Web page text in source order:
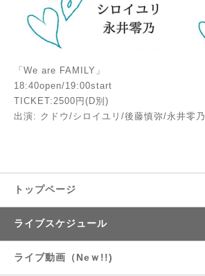
「We are FAMILY」
18:40open/19:00start
TICKET:2500円(D別)
出演: クドウ/シロイユリ/後藤慎弥/永井零乃
トップページ
ライブスケジュール
ライブ動画（Neｗ!!)